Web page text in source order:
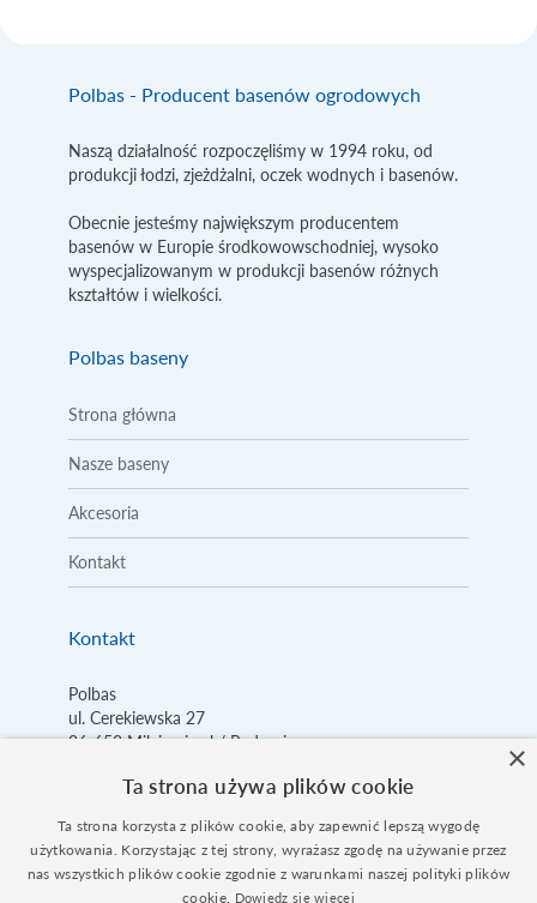
Polbas - Producent basenów ogrodowych
Naszą działalność rozpoczęliśmy w 1994 roku, od
produkcji łodzi, zjeżdżalni, oczek wodnych i basenów.
Obecnie jesteśmy największym producentem
basenów w Europie środkowowschodniej, wysoko
wyspecjalizowanym w produkcji basenów różnych
kształtów i wielkości.
Polbas baseny
Strona główna
Nasze baseny
Akcesoria
Kontakt
Kontakt
Polbas
ul. Cerekiewska 27
26-652 Milejowice k/ Radomia
+48 48 385 89 67
Email:biuro@polbas.pl
×
Ta strona używa plików cookie
Ta strona korzysta z plików cookie, aby zapewnić lepszą wygodę
użytkowania. Korzystając z tej strony, wyrażasz zgodę na używanie przez
nas wszystkich plików cookie zgodnie z warunkami naszej polityki plików
cookie. Dowiedz się więcej